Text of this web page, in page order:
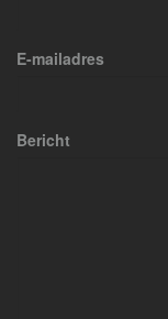
E-mailadres
Bericht